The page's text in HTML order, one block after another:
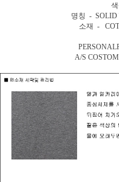
명칭 - SOLID
소재 -
A/S